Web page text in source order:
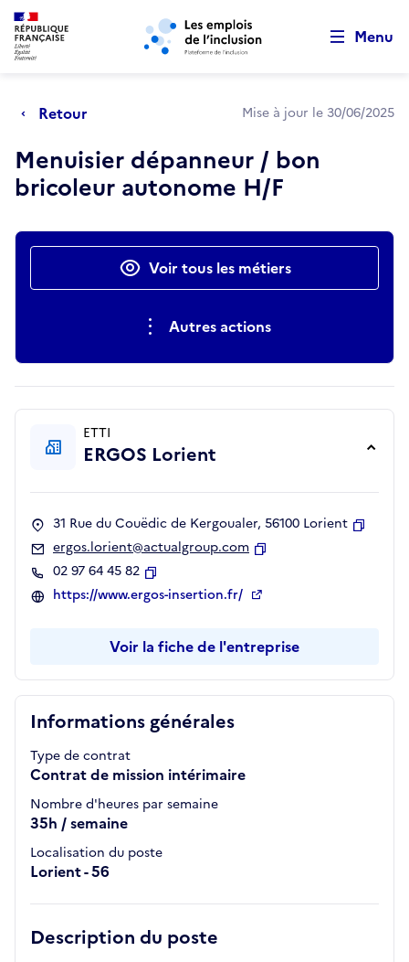
Aller au menu principal Aller au contenu principal
Menu
Retour Mise à jour le 30/06/2025
Menuisier dépanneur / bon
bricoleur autonome H/F
Actions rapidesVoir tous les métiers
Autres actions
Informations générales
Type de contrat
Contrat de mission intérimaire
Nombre d'heures par semaine
35h / semaine
Localisation du poste
Lorient - 56
Description du poste
ETTI
ERGOS Lorient
31 Rue du Couëdic de Kergoualer, 56100 Lorient
ergos.lorient@actualgroup.com
02 97 64 45 82
Copier
https://www.ergos-insertion.fr/
Voir la fiche de l'entreprise
Retour au début de la page
Panneau de gestion des cookies